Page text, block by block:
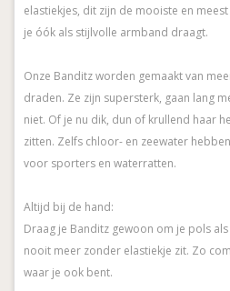
elastiekjes, dit zijn de mooiste en
je óók als stijlvolle armband draagt.
Onze Banditz worden gemaakt van
draden. Ze zijn supersterk, gaan lang
niet. Of je nu dik, dun of krullend haar
zitten. Zelfs chloor- en zeewater
voor sporters en waterratten.
Altijd bij de hand:
Draag je Banditz gewoon om je pols
nooit meer zonder elastiekje zit. Zo
waar je ook bent.